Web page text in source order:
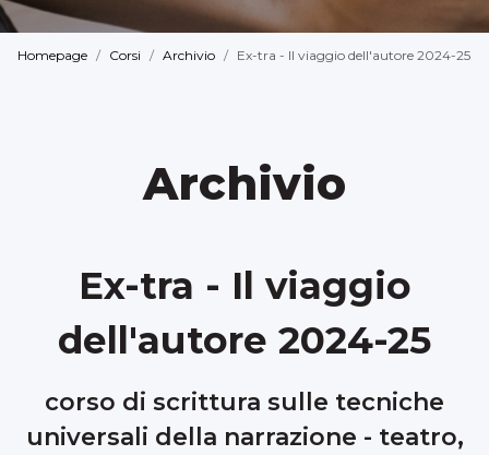
Homepage Corsi Archivio Ex-tra - Il viaggio dell'autore 2024-25
Archivio
Ex-tra - Il viaggio
dell'autore 2024-25
corso di scrittura sulle tecniche
universali della narrazione - teatro,